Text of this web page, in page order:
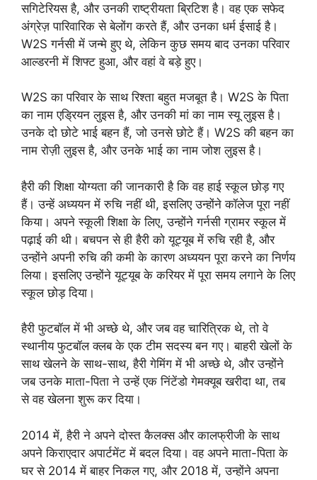
सगिटेरियस है, और उनकी राष्ट्रीयता ब्रिटिश है। वह एक सफेद
अंग्रेज़ पारिवारिक से बेलोंग करते हैं, और उनका धर्म ईसाई है।
W2S गर्नसी में जन्मे हुए थे, लेकिन कुछ समय बाद उनका परिवार
आल्डरनी में शिफ्ट हुआ, और वहां वे बड़े हुए।
W2S का परिवार के साथ रिश्ता बहुत मजबूत है। W2S के पिता
का नाम एड्रियन लुइस है, और उनकी मां का नाम स्यू लुइस है।
उनके दो छोटे भाई बहन हैं, जो उनसे छोटे हैं। W2S की बहन का
नाम रोज़ी लुइस है, और उनके भाई का नाम जोश लुइस है।
हैरी की शिक्षा योग्यता की जानकारी है कि वह हाई स्कूल छोड़ गए
हैं। उन्हें अध्ययन में रुचि नहीं थी, इसलिए उन्होंने कॉलेज पूरा नहीं
किया। अपने स्कूली शिक्षा के लिए, उन्होंने गर्नसी ग्रामर स्कूल में
पढ़ाई की थी। बचपन से ही हैरी को यूट्यूब में रुचि रही है, और
उन्होंने अपनी रुचि की कमी के कारण अध्ययन पूरा करने का निर्णय
लिया। इसलिए उन्होंने यूट्यूब के करियर में पूरा समय लगाने के लिए
स्कूल छोड़ दिया।
हैरी फुटबॉल में भी अच्छे थे, और जब वह चारित्रिक थे, तो वे
स्थानीय फुटबॉल क्लब के एक टीम सदस्य बन गए। बाहरी खेलों के
साथ खेलने के साथ-साथ, हैरी गेमिंग में भी अच्छे थे, और उन्होंने
जब उनके माता-पिता ने उन्हें एक निंटेंडो गेमक्यूब खरीदा था, तब
से वह खेलना शुरू कर दिया।
2014 में, हैरी ने अपने दोस्त कैलक्स और कालफ्रीजी के साथ
अपने किराएदार अपार्टमेंट में बदल दिया। वह अपने माता-पिता के
घर से 2014 में बाहर निकल गए, और 2018 में, उन्होंने अपना